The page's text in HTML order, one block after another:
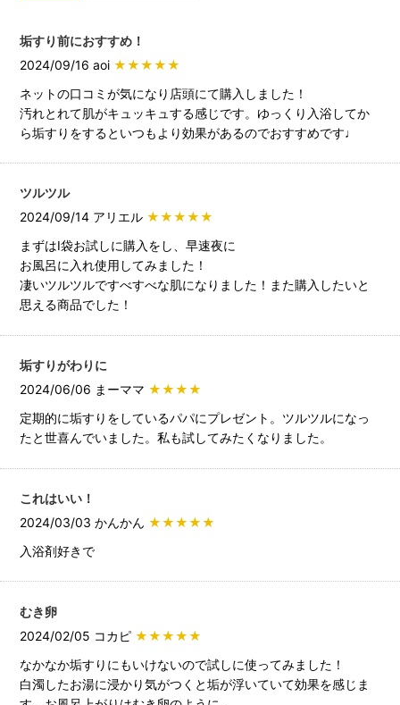
垢すり前におすすめ！
2024/09/16 aoi ★★★★★
ネットの口コミが気になり店頭にて購入しました！
汚れとれて肌がキュッキュする感じです。ゆっくり入浴してか
ら垢すりをするといつもより効果があるのでおすすめです♩
ツルツル
2024/09/14 アリエル ★★★★★
まずはI袋お試しに購入をし、早速夜に
お風呂に入れ使用してみました！
凄いツルツルですべすべな肌になりました！また購入したいと
思える商品でした！
垢すりがわりに
2024/06/06 まーママ ★★★★
定期的に垢すりをしているパパにプレゼント。ツルツルになっ
たと世喜んでいました。私も試してみたくなりました。
これはいい！
2024/03/03 かんかん ★★★★★
入浴剤好きで
むき卵
2024/02/05 コカピ ★★★★★
なかなか垢すりにもいけないので試しに使ってみました！
白濁したお湯に浸かり気がつくと垢が浮いていて効果を感じま